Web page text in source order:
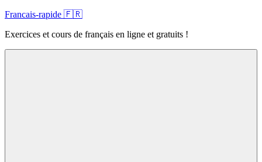
Skip
content
Francais-rapide 🇫🇷
Exercices et cours de français en ligne et gratuits !